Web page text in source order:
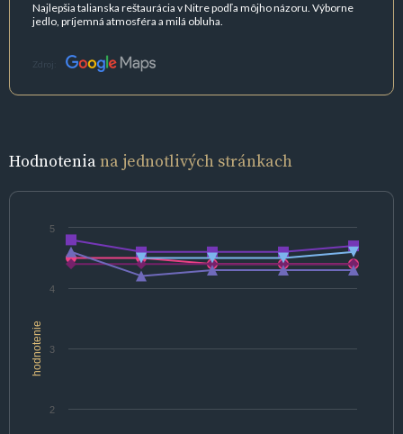
Najlepšia talianska reštaurácia v Nitre podľa môjho názoru. Výborne
jedlo, príjemná atmosféra a milá obluha.
Zdroj:
Hodnoteniana jednotlivých stránkach
hodnotenie
2
3
4
5